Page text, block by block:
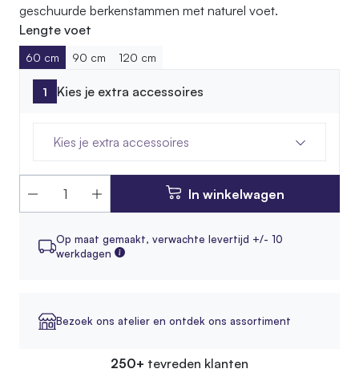
geschuurde berkenstammen met naturel voet.
Lengte voet
60 cm 90 cm 120 cm
Kies je extra accessoires
Kies je extra accessoires
In winkelwagen
Op maat gemaakt, verwachte levertijd +/- 10
werkdagen
Bezoek ons atelier en ontdek ons assortiment
250+ tevreden klanten